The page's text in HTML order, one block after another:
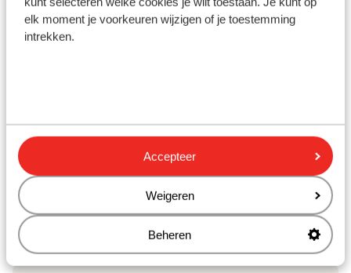
elk moment je voorkeuren wijzigen of je toestemming
intrekken.
Accepteer
Weigeren
Beheren
Skilessen
Résidence Terresens l'Etoile de la Vanoise
Hotel Carlina Belle Plagne
Résidence MGM Manaka